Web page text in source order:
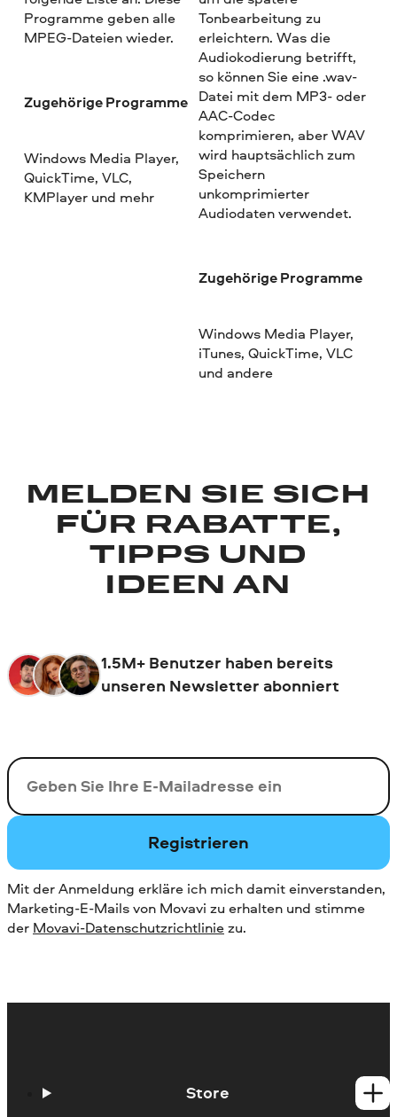
Programme geben alle
MPEG-Dateien wieder.
Zugehörige Programme
Windows Media Player,
QuickTime, VLC,
KMPlayer und mehr
Tonbearbeitung zu
erleichtern. Was die
Audiokodierung betrifft,
so können Sie eine .wav-
Datei mit dem MP3- oder
AAC-Codec
komprimieren, aber WAV
wird hauptsächlich zum
Speichern
unkomprimierter
Audiodaten verwendet.
Zugehörige Programme
Windows Media Player,
iTunes, QuickTime, VLC
und andere
MELDEN SIE SICH
FÜR RABATTE,
TIPPS UND
IDEEN AN
1.5M+ Benutzer haben bereits
unseren Newsletter abonniert
Ihre E-Mail-Addresse
Registrieren
Mit der Anmeldung erkläre ich mich damit einverstanden,
Marketing-E-Mails von Movavi zu erhalten und stimme
der Movavi-Datenschutzrichtliniezu.
Store